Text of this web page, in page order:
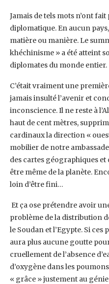
Jamais de tels mots n’ont
diplomatique. En aucun
‎matière ou manière. Le
khéchinisme » a été atteint
diplomates du monde entier.
C’était vraiment une
‎jamais insulté l’avenir et
inconscience. Il ne reste à
haut de cent mètres,
cardinaux la direction «
mobilier de notre
des ‎cartes géographiques et
être même de la planète.
loin d’être fini…
Et ça ose prétendre avoir
problème de la distribution
le Soudan et l’Egypte. Si ces
aura plus aucune ‎goutte
cruellement de l’absence
‎d’oxygène dans les
« grâce » justement au